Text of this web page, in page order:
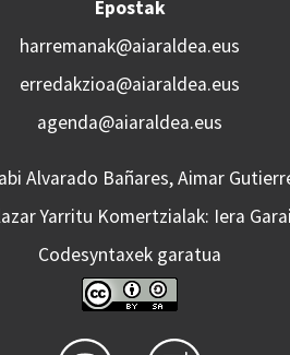
Epostak
harremanak@aiaraldea.eus
erredakzioa@aiaraldea.eus
agenda@aiaraldea.eus
Alvarado Bañares, Aimar
Yarritu Komertzialak: Iera
Codesyntaxek garatua